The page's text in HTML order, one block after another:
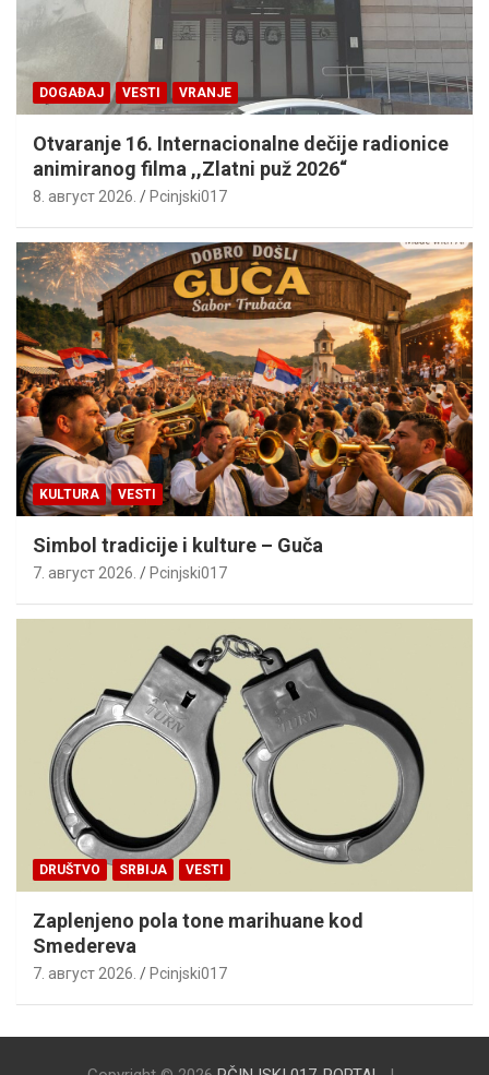
DOGAĐAJ VESTI VRANJE
Otvaranje 16. Internacionalne dečije radionice
animiranog filma ,,Zlatni puž 2026“
8. август 2026. Pcinjski017
KULTURA VESTI
Simbol tradicije i kulture – Guča
7. август 2026. Pcinjski017
DRUŠTVO SRBIJA VESTI
Zaplenjeno pola tone marihuane kod
Smedereva
7. август 2026. Pcinjski017